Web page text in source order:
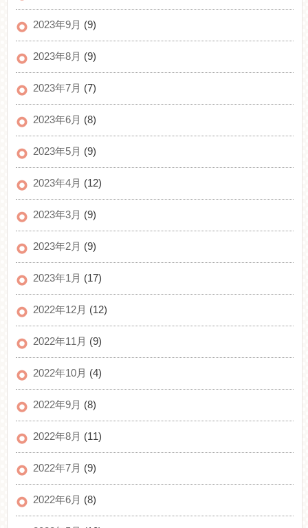
2023年9月 (9)
2023年8月 (9)
2023年7月 (7)
2023年6月 (8)
2023年5月 (9)
2023年4月 (12)
2023年3月 (9)
2023年2月 (9)
2023年1月 (17)
2022年12月 (12)
2022年11月 (9)
2022年10月 (4)
2022年9月 (8)
2022年8月 (11)
2022年7月 (9)
2022年6月 (8)